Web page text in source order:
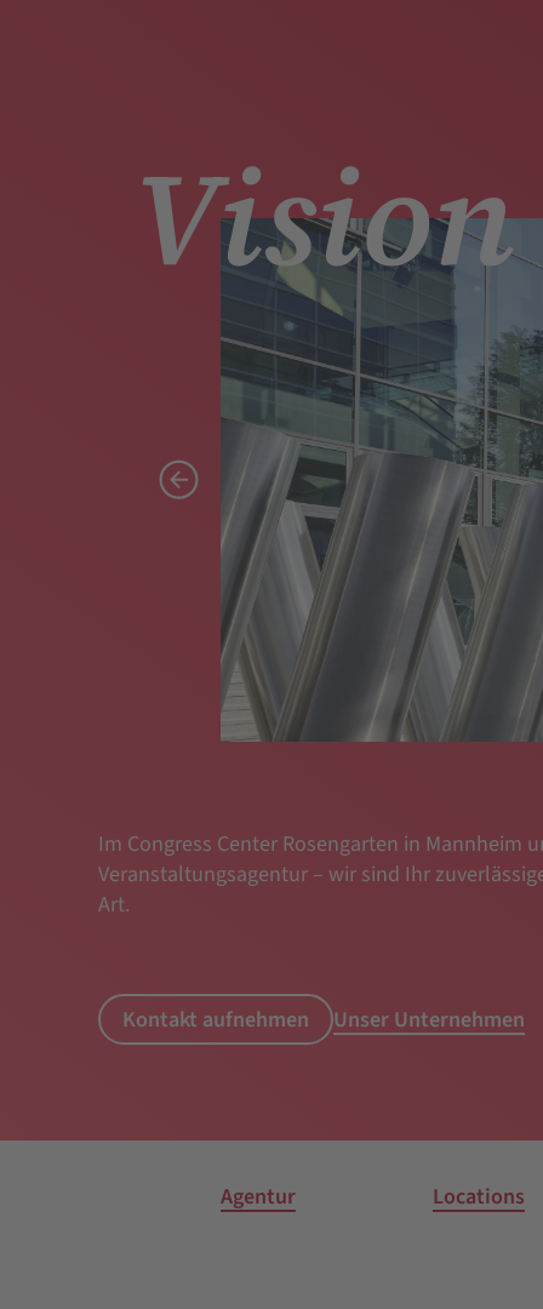
Im Congress Center Rosengarten in Mannheim
Veranstaltungsagentur – wir sind Ihr
Art.
Kontakt aufnehmen Unser Unternehmen
Agentur Locations